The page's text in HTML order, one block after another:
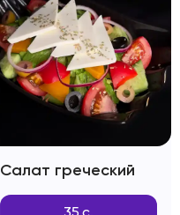
Салат греческий